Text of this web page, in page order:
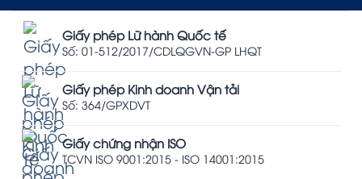
Giấy phép Lữ hành Quốc tế
Số: 01-512/2017/CDLQGVN-GP LHQT
Giấy phép Kinh doanh Vận tải
Số: 364/GPXDVT
Giấy chứng nhận ISO
TCVN ISO 9001:2015 - ISO 14001:2015